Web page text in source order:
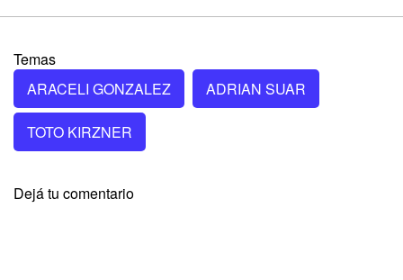
Temas
ARACELI GONZALEZ
ADRIAN SUAR
TOTO KIRZNER
Dejá tu comentario